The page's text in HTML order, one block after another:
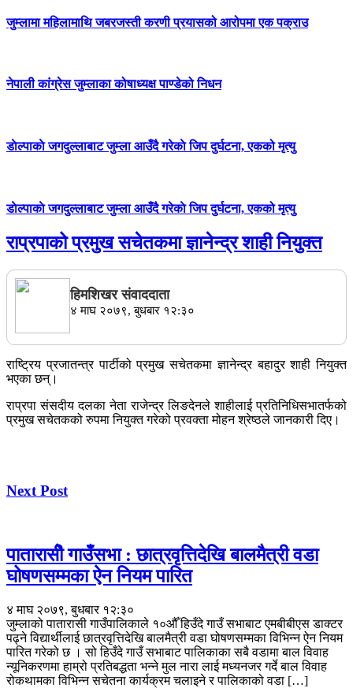
जुम्लामा महिलामाथि जबरजस्ती करणी प्रयासको आरोपमा एक पक्राउ
नेपाली कांग्रेस जुम्लाका कोषाध्यक्ष पाण्डेको निधन
डाेल्पाकाे जगदुल्लाबाट जुम्ला आउँदै गरेकाे जिप दुर्घटना, एकको मृत्यु
डाेल्पाकाे जगदुल्लाबाट जुम्ला आउँदै गरेकाे जिप दुर्घटना, एकको मृत्यु
राप्रपाको प्रमुख सचेतकमा ज्ञानेन्द्र शाही नियुक्त
हिमशिखर संवाददाता
४ माघ २०७९, बुधबार १२:३०
राष्ट्रिय प्रजातन्त्र पार्टीको प्रमुख सचेतकमा ज्ञानेन्द्र बहादुर शाही नियुक्त
भएका छन्।
राप्रपा संसदीय दलका नेता राजेन्द्र लिङदेनले शाहीलाई प्रतिनिधिसभातर्फको
प्रमुख सचेतकको रुपमा नियुक्त गरेको प्रवक्ता मोहन श्रेष्ठले जानकारी दिए।
Next Post
पातारासीे गाउँसभा : छात्रवृत्तिदेखि बालमैत्री वडा
घोषणसम्मका ऐन नियम पारित
४ माघ २०७९, बुधबार १२:३०
जुम्लाको पातारासी गाउँपालिकाले १०औँ हिउँदे गाउँ सभाबाट एमबीबीएस डाक्टर
पढ्ने विद्यार्थीलाई छात्रवृत्तिदेखि बालमैत्री वडा घोषणसम्मका विभिन्न ऐन नियम
पारित गरेको छ । सो हिउँदे गाउँ सभाबाट पालिकाका सबै वडामा बाल विवाह
न्यूनिकरणमा हाम्रो प्रतिबद्धता भन्ने मुल नारा लाई मध्यनजर गर्दे बाल विवाह
रोकथामका विभिन्न सचेतना कार्यक्रम चलाइने र पालिकाको वडा […]